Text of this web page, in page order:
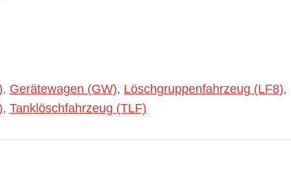
, Gerätewagen (GW), Löschgruppenfahrzeug (LF8),
, Tanklöschfahrzeug (TLF)